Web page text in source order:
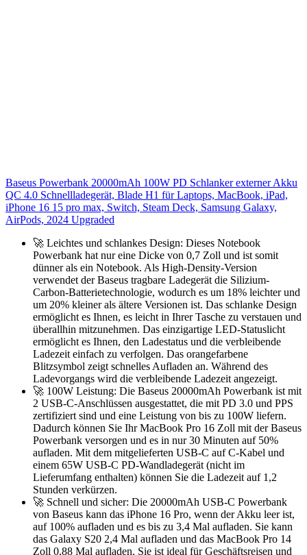
Baseus Powerbank 20000mAh 100W PD Schlanker externer Akku
QC 4.0 Schnellladegerät, Blade H1 für Laptops, MacBook, iPad,
iPhone 16 15 pro max, Switch, Steam Deck, Samsung Galaxy,
AirPods, 2024 Upgraded
🚀 Leichtes und schlankes Design: Dieses Notebook
Powerbank hat nur eine Dicke von 0,7 Zoll und ist somit
dünner als ein Notebook. Als High-Density-Version
verwendet der Baseus tragbare Ladegerät die Silizium-
Carbon-Batterietechnologie, wodurch es um 18% leichter und
um 20% kleiner als ältere Versionen ist. Das schlanke Design
ermöglicht es Ihnen, es leicht in Ihrer Tasche zu verstauen und
überallhin mitzunehmen. Das einzigartige LED-Statuslicht
ermöglicht es Ihnen, den Ladestatus und die verbleibende
Ladezeit einfach zu verfolgen. Das orangefarbene
Blitzsymbol zeigt schnelles Aufladen an. Während des
Ladevorgangs wird die verbleibende Ladezeit angezeigt.
🚀 100W Leistung: Die Baseus 20000mAh Powerbank ist mit
2 USB-C-Anschlüssen ausgestattet, die mit PD 3.0 und PPS
zertifiziert sind und eine Leistung von bis zu 100W liefern.
Dadurch können Sie Ihr MacBook Pro 16 Zoll mit der Baseus
Powerbank versorgen und es in nur 30 Minuten auf 50%
aufladen. Mit dem mitgelieferten USB-C auf C-Kabel und
einem 65W USB-C PD-Wandladegerät (nicht im
Lieferumfang enthalten) können Sie die Ladezeit auf 1,2
Stunden verkürzen.
🚀 Schnell und sicher: Die 20000mAh USB-C Powerbank
von Baseus kann das iPhone 16 Pro, wenn der Akku leer ist,
auf 100% aufladen und es bis zu 3,4 Mal aufladen. Sie kann
das Galaxy S20 2,4 Mal aufladen und das MacBook Pro 14
Zoll 0,88 Mal aufladen. Sie ist ideal für Geschäftsreisen und